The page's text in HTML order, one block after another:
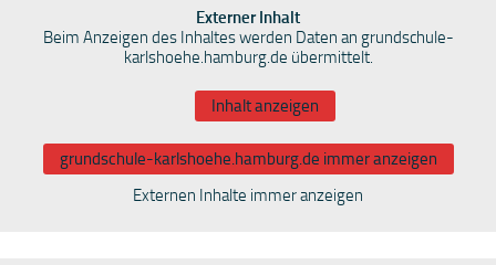
Externer Inhalt
Beim Anzeigen des Inhaltes werden Daten an grundschule-
karlshoehe.hamburg.de übermittelt.
Inhalt anzeigen
grundschule-karlshoehe.hamburg.de immer anzeigen
Externen Inhalte immer anzeigen